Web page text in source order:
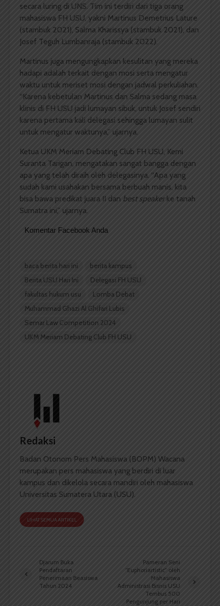
secara luring di UNS. Tim ini terdiri dari tiga orang
mahasiswa FH USU, yakni Martinus Demetrius Lature
(stambuk 2021), Salma Kharissya (stambuk 2021), dan
Josef Teguh Lumbanraja (stambuk 2022).
Martinus juga mengungkapkan kesulitan yang mereka
hadapi adalah terkait dengan mosi serta mengatur
waktu untuk meriset mosi dengan jadwal perkuliahan.
“Karena kebetulan Martinus dan Salma sedang masa
klinis di FH USU jadi lumayan sibuk, untuk Josef sendiri
karena pertama kali delegasi sehingga lumayan sulit
untuk mengatur waktunya,” ujarnya.
Ketua UKM Meriam Debating Club FH USU, Kemi
Suranta Tarigan, mengatakan sangat bangga dengan
apa yang telah diraih oleh delegasinya. “Apa yang
sudah kami usahakan bersama berbuah manis, kita
bisa bawa predikat juara II dan best speakerke tanah
Sumatra ini,” ujarnya.
Komentar Facebook Anda
baca berita hari ini
berita kampus
Berita USU Hari Ini
Delegasi FH USU
fakultas hukum usu
Lomba Debat
Muhammad Ghazi Al Ghifari Lubis
Semar Law Competition 2024
UKM Meriam Debating Club FH USU
Redaksi
Badan Otonom Pers Mahasiswa (BOPM) Wacana
merupakan pers mahasiswa yang berdiri di luar
kampus dan dikelola secara mandiri oleh mahasiswa
Universitas Sumatera Utara (USU).
LIHAT SEMUA ARTIKEL
Djarum Buka
Pendaftaran
Penerimaan Beasiswa
Tahun 2024
Pameran Seni
“Euphoriartistic” oleh
Mahasiswa
Administrasi Bisnis USU
Tembus 500
Pengunjung per Hari